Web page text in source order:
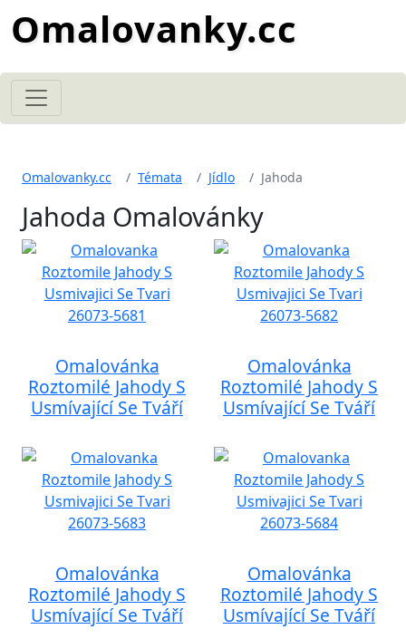
Omalovanky.cc
Omalovanky.cc Témata Jídlo Jahoda
Jahoda Omalovánky
Omalovánka
Roztomilé Jahody S
Usmívající Se Tváří
Omalovánka
Roztomilé Jahody S
Usmívající Se Tváří
Omalovánka
Roztomilé Jahody S
Usmívající Se Tváří
Omalovánka
Roztomilé Jahody S
Usmívající Se Tváří